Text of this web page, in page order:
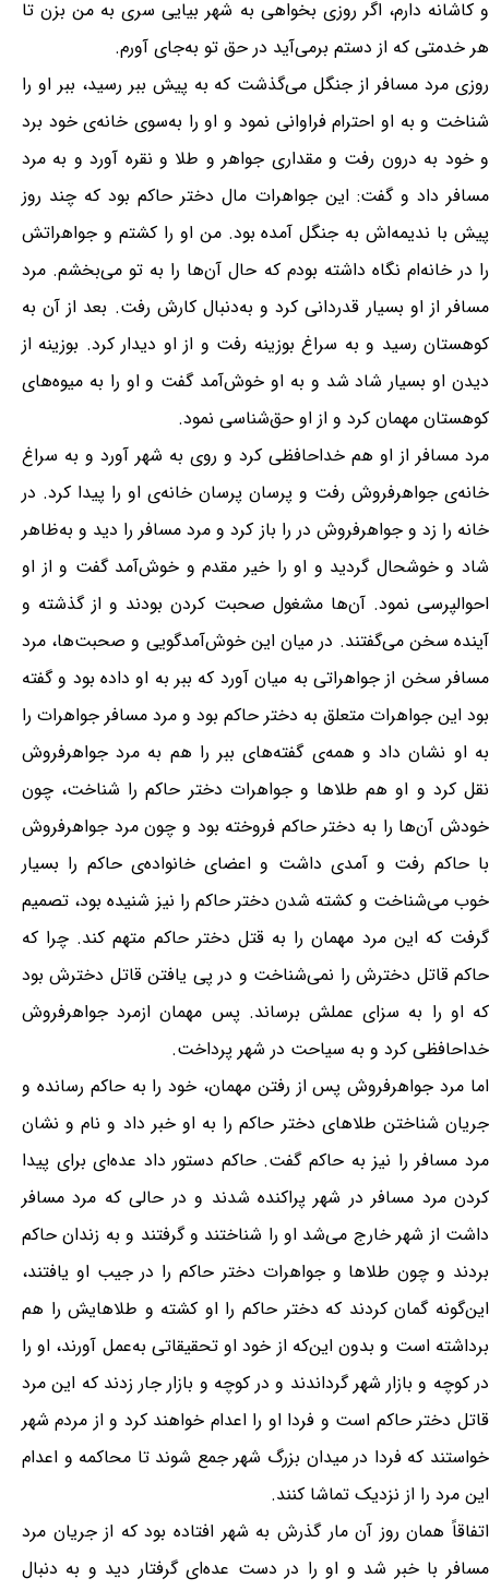
و کاشانه دارم، اگر روزی بخواهی به شهر بیایی سری به من بزن تا
هر خدمتی که از دستم برمی‌آید در حق تو به‌جای آورم.
روزی مرد مسافر از جنگل می‌گذشت که به پیش ببر رسید، ببر او را
شناخت و به او احترام فراوانی نمود و او را به‌سوی خانه‌ی خود برد
و خود به درون رفت و مقداری جواهر و طلا و نقره آورد و به مرد
مسافر داد و گفت: این جواهرات مال دختر حاکم بود که چند روز
پیش با ندیمه‌اش به جنگل آمده بود. من او را کشتم و جواهراتش
را در خانه‌ام نگاه داشته بودم که حال آن‌ها را به تو می‌بخشم. مرد
مسافر از او بسیار قدردانی کرد و به‌دنبال کارش رفت. بعد از آن به
کوهستان رسید و به سراغ بوزینه رفت و از او دیدار کرد. بوزینه از
دیدن او بسیار شاد شد و به او خوش‌آمد گفت و او را به میوه‌های
کوهستان مهمان کرد و از او حق‌شناسی نمود.
مرد مسافر از او هم خداحافظی کرد و روی به شهر آورد و به سراغ
خانه‌ی جواهرفروش رفت و پرسان پرسان خانه‌ی او را پیدا کرد. در
خانه را زد و جواهرفروش در را باز کرد و مرد مسافر را دید و به‌ظاهر
شاد و خوشحال گردید و او را خیر مقدم و خوش‌آمد گفت و از او
احوالپرسی نمود. آن‌ها مشغول صحبت کردن بودند و از گذشته و
آینده سخن می‌گفتند. در میان این خوش‌آمدگویی و صحبت‌ها، مرد
مسافر سخن از جواهراتی به میان آورد که ببر به او داده بود و گفته
بود این جواهرات متعلق به دختر حاکم بود و مرد مسافر جواهرات را
به او نشان داد و همه‌ی گفته‌های ببر را هم به مرد جواهرفروش
نقل کرد و او هم طلاها و جواهرات دختر حاکم را شناخت، چون
خودش آن‌ها را به دختر حاکم فروخته بود و چون مرد جواهرفروش
با حاکم رفت و آمدی داشت و اعضای خانواده‌ی حاکم را بسیار
خوب می‌شناخت و کشته شدن دختر حاکم را نیز شنیده بود، تصمیم
گرفت که این مرد مهمان را به قتل دختر حاکم متهم کند. چرا که
حاکم قاتل دخترش را نمی‌شناخت و در پی یافتن قاتل دخترش بود
که او را به سزای عملش برساند. پس مهمان ازمرد جواهرفروش
خداحافظی کرد و به سیاحت در شهر پرداخت.
اما مرد جواهرفروش پس از رفتن مهمان، خود را به حاکم رسانده و
جریان شناختن طلاهای دختر حاکم را به او خبر داد و نام و نشان
مرد مسافر را نیز به حاکم گفت. حاکم دستور داد عده‌ای برای پیدا
کردن مرد مسافر در شهر پراکنده شدند و در حالی که مرد مسافر
داشت از شهر خارج می‌شد او را شناختند و گرفتند و به زندان حاکم
بردند و چون طلاها و جواهرات دختر حاکم را در جیب او یافتند،
این‌گونه گمان کردند که دختر حاکم را او کشته و طلاهایش را هم
برداشته است و بدون این‌که از خود او تحقیقاتی به‌عمل آورند، او را
در کوچه و بازار شهر گرداندند و در کوچه و بازار جار زدند که این مرد
قاتل دختر حاکم است و فردا او را اعدام خواهند کرد و از مردم شهر
خواستند که فردا در میدان بزرگ شهر جمع شوند تا محاکمه و اعدام
این مرد را از نزدیک تماشا کنند.
اتفاقاً همان روز آن مار گذرش به شهر افتاده بود که از جریان مرد
مسافر با خبر شد و او را در دست عده‌ای گرفتار دید و به دنبال